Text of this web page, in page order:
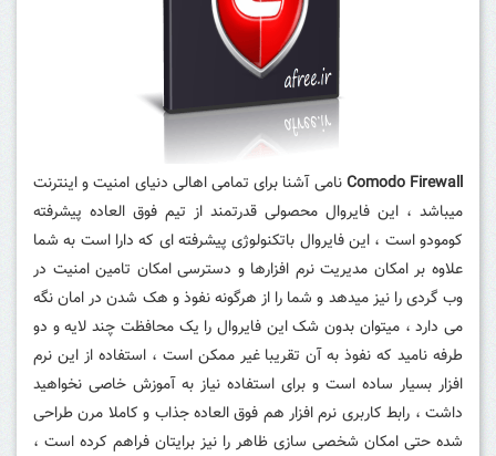
Comodo Firewallنامی آشنا برای تمامی اهالی دنیای امنیت و اینترنت
میباشد ، این فایروال محصولی قدرتمند از تیم فوق العاده پیشرفته
کومودو است ، این فایروال باتکنولوژی پیشرفته ای که دارا است به شما
علاوه بر امکان مدیریت نرم افزارها و دسترسی امکان تامین امنیت در
وب گردی را نیز میدهد و شما را از هرگونه نفوذ و هک شدن در امان نگه
می دارد ، میتوان بدون شک این فایروال را یک محافظت چند لایه و دو
طرفه نامید که نفوذ به آن تقریبا غیر ممکن است ، استفاده از این نرم
افزار بسیار ساده است و برای استفاده نیاز به آموزش خاصی نخواهید
داشت ، رابط کاربری نرم افزار هم فوق العاده جذاب و کاملا مرن طراحی
شده حتی امکان شخصی سازی ظاهر را نیز برایتان فراهم کرده است ،